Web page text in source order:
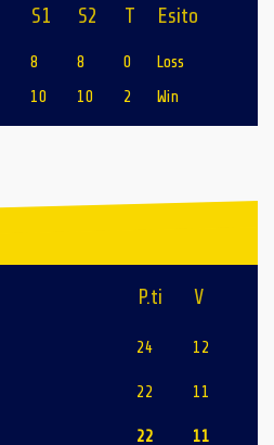
S1 S2 T Esito
8 8 0
Loss
10 10 2 Win
P.ti V
24 12
22 11
22 11